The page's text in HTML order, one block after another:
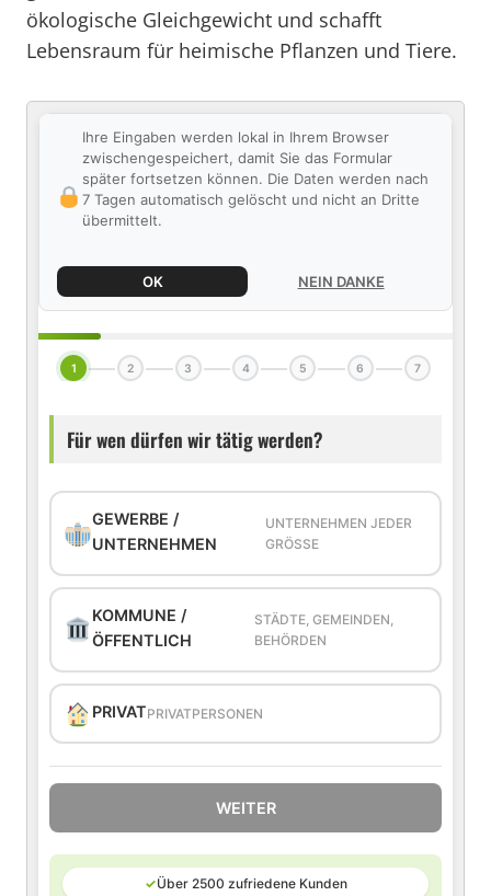
ökologische Gleichgewicht und schafft
Lebensraum für heimische Pflanzen und Tiere.
Ihre Eingaben werden lokal in Ihrem Browser
zwischengespeichert, damit Sie das Formular
später fortsetzen können. Die Daten werden nach
7 Tagen automatisch gelöscht und nicht an Dritte
übermittelt.
OK NEIN DANKE
1 2 3 4 5 6 7
Für wen dürfen wir tätig werden?
GEWERBE /
UNTERNEHMEN
UNTERNEHMEN JEDER
GRÖSSE
KOMMUNE /
ÖFFENTLICH
STÄDTE, GEMEINDEN,
BEHÖRDEN
PRIVATPRIVATPERSONEN
WEITER
✓Über 2500 zufriedene Kunden